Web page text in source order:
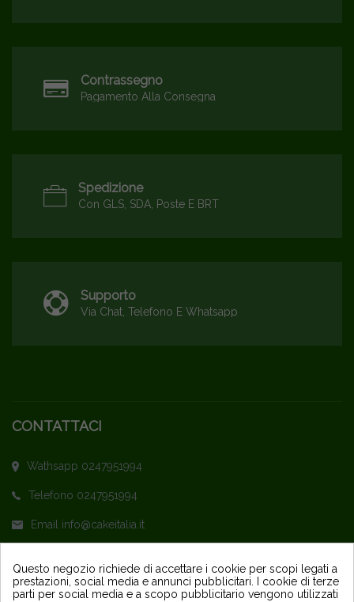
Contrassegno
Pagamento Alla Consegna
Spedizione
Con GLS, SDA, Poste E BRT
Supporto
Via Chat, Telefono E Whatsapp
CONTATTACI
Wathsapp 0247951994
Telefono 0247951994
Email info@cakeitalia.it
dalle ore 9,30 alle 14 e dalle 15 alle 18
Questo negozio richiede di accettare i cookie per scopi legati a
prestazioni, social media e annunci pubblicitari. I cookie di terze
parti per social media e a scopo pubblicitario vengono utilizzati